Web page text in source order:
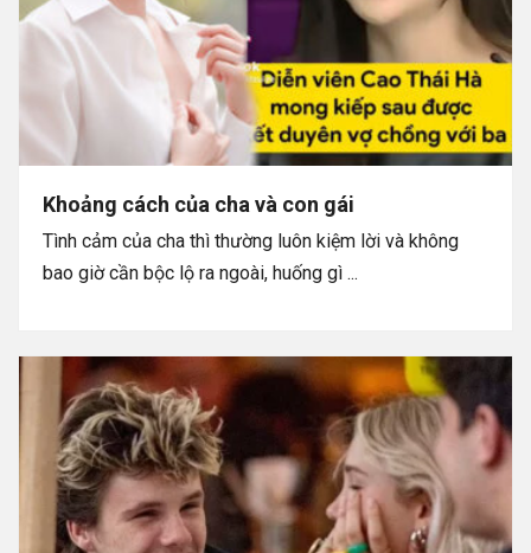
Khoảng cách của cha và con gái
Tình cảm của cha thì thường luôn kiệm lời và không
bao giờ cần bộc lộ ra ngoài, huống gì ...